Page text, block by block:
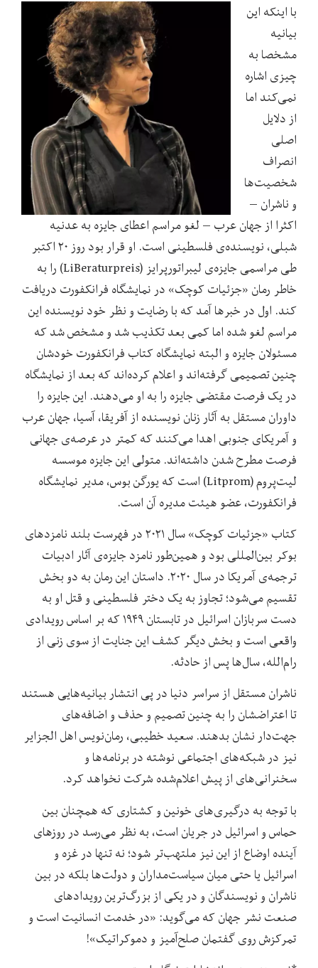
با اینکه این
بیانیه
مشخصا به
چیزی اشاره
نمی‌کند اما
از دلایل
اصلی
انصراف
شخصیت‌ها
و ناشران –
اکثرا از جهان عرب – لغو مراسم اعطای جایزه به عدنیه
شبلی، نویسنده‌ی فلسطینی است. او قرار بود روز ۲۰ اکتبر
طی مراسمی جایزه‌ی لیبراتورپرایز (LiBeraturpreis) را به
خاطر رمان «جزئیات کوچک» در نمایشگاه فرانکفورت دریافت
کند. اول در خبرها آمد که با رضایت و نظر خود نویسنده این
مراسم لغو شده اما کمی بعد تکذیب شد و مشخص شد که
مسئولان جایزه و البته نمایشگاه کتاب فرانکفورت خودشان
چنین تصمیمی گرفته‌اند و اعلام کرده‌اند که بعد از نمایشگاه
در یک فرصت مقتضی جایزه را به او می‌دهند. این جایزه را
داوران مستقل به آثار زنان نویسنده از آفریقا، آسیا، جهان عرب
و آمریکای جنوبی اهدا می‌کنند که کمتر در عرصه‌ی جهانی
فرصت مطرح شدن داشته‌اند. متولی این جایزه موسسه
لیت‌پروم (Litprom) است که یورگن بوس، مدیر نمایشگاه
فرانکفورت، عضو هیئت مدیره آن است.
کتاب «جزئیات کوچک» سال ۲۰۲۱ در فهرست بلند نامزدهای
بوکر بین‌المللی بود و همین‌طور نامزد جایزه‌ی آثار ادبیات
ترجمه‌ی آمریکا در سال ۲۰۲۰. داستان این رمان به دو بخش
تقسیم می‌شود؛ تجاوز به یک دختر فلسطینی و قتل او به
دست سربازان اسرائیل در تابستان ۱۹۴۹ که بر اساس رویدادی
واقعی است و بخش دیگر کشف این جنایت از سوی زنی از
رام‌الله، سال‌ها پس از حادثه.
ناشران مستقل از سراسر دنیا در پی انتشار بیانیه‌‌هایی هستند
تا اعتراضشان را به چنین تصمیم و حذف و اضافه‌های
جهت‌دار نشان بدهند. سعید خطیبی، رمان‌نویس اهل الجزایر
نیز در شبکه‌های اجتماعی نوشته در برنامه‌ها و
سخنرانی‌های از پیش اعلام‌شده شرکت نخواهد کرد.
با توجه به درگیری‌های خونین و کشتاری که همچنان بین
حماس و اسرائیل در جریان است، به نظر می‌رسد در روزهای
آینده اوضاع از این نیز ملتهب‌تر شود؛ نه تنها در غزه و
اسرائیل یا حتی میان سیاست‌مداران و دولت‌ها بلکه در بین
ناشران و نویسندگان و در یکی از بزرگ‌ترین رویدادهای
صنعت نشر جهان که می‌گوید: «در خدمت انسانیت است و
تمرکزش روی گفتمان صلح‌آمیز و دموکراتیک»!